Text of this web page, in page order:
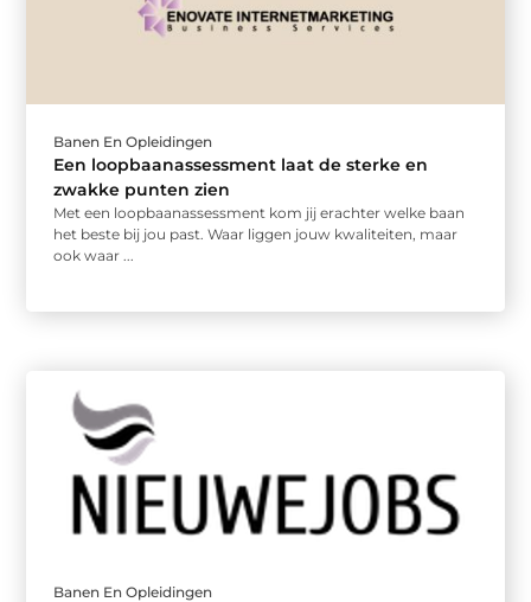
Banen En Opleidingen
Een loopbaanassessment laat de sterke en
zwakke punten zien
Met een loopbaanassessment kom jij erachter welke baan
het beste bij jou past. Waar liggen jouw kwaliteiten, maar
ook waar ...
Banen En Opleidingen